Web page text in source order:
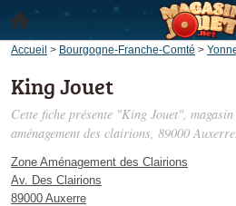
Accueil > Bourgogne-Franche-Comté >
King Jouet
Cette fiche présente "King Jouet",
aménagement des clairions, 89000 Auxerre.
Zone Aménagement des Clairions
Av. Des Clairions
89000 Auxerre